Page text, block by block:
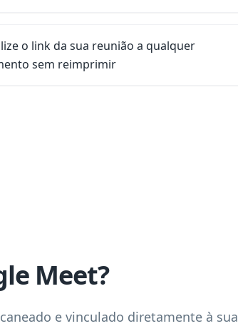
o link da sua reunião a qualquer
sem reimprimir
Meet?
e vinculado diretamente à sua